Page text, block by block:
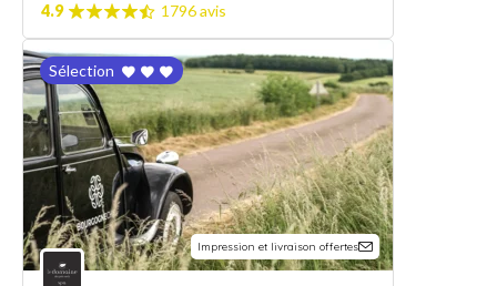
4.9
1796 avis
Sélection
Impression et livraison offertes